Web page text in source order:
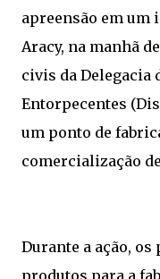
apreensão em um
Aracy, na manhã
civis da Delegacia
Entorpecentes
um ponto de
comercialização
Durante a ação,